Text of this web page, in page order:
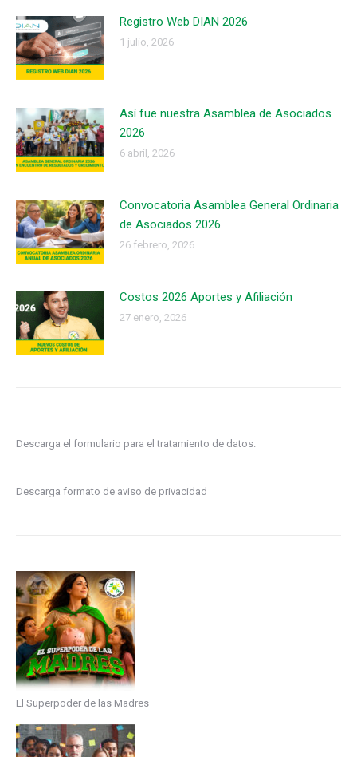
Registro Web DIAN 2026
1 julio, 2026
Así fue nuestra Asamblea de Asociados
2026
6 abril, 2026
Convocatoria Asamblea General Ordinaria
de Asociados 2026
26 febrero, 2026
Costos 2026 Aportes y Afiliación
27 enero, 2026
Descarga el formulario para el tratamiento de datos.
Descarga formato de aviso de privacidad
El Superpoder de las Madres